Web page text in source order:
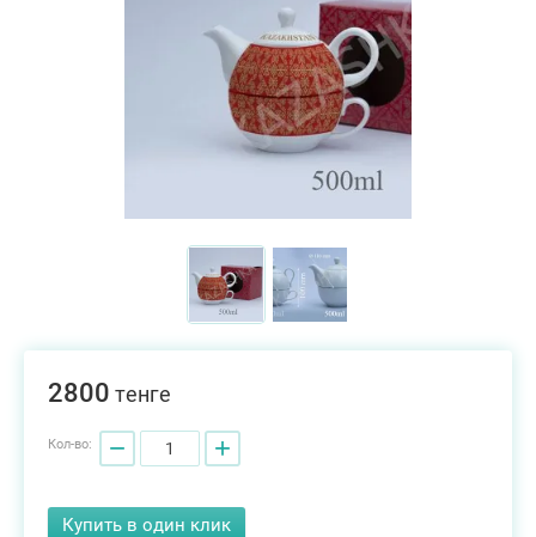
2800 тенге
Кол-во: − +
Купить в один клик